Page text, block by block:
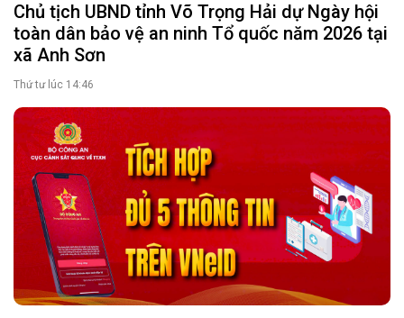
Chủ tịch UBND tỉnh Võ Trọng Hải dự Ngày hội
toàn dân bảo vệ an ninh Tổ quốc năm 2026 tại
xã Anh Sơn
Thứ tư lúc 14:46